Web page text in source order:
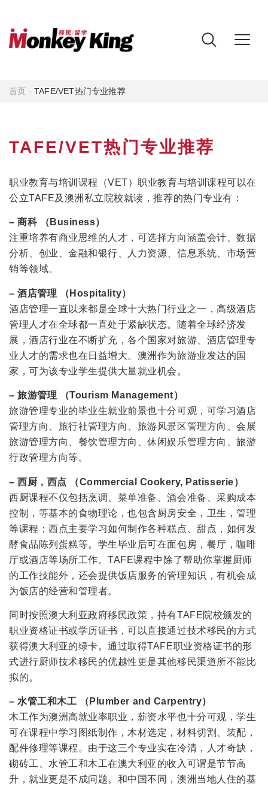
首页 -TAFE/VET热门专业推荐
TAFE/VET热门专业推荐
职业教育与培训课程（VET）职业教育与培训课程可以在
公立TAFE及澳洲私立院校就读，推荐的热门专业有：
– 商科 （Business）
注重培养有商业思维的人才，可选择方向涵盖会计、数据
分析、创业、金融和银行、人力资源、信息系统、市场营
销等领域。
– 酒店管理 （Hospitality）
酒店管理一直以来都是全球十大热门行业之一，高级酒店
管理人才在全球都一直处于紧缺状态。随着全球经济发
展，酒店行业在不断扩充，各个国家对旅游、酒店管理专
业人才的需求也在日益增大。澳洲作为旅游业发达的国
家，可为该专业学生提供大量就业机会。
– 旅游管理 （Tourism Management）
旅游管理专业的毕业生就业前景也十分可观，可学习酒店
管理方向、旅行社管理方向、旅游风景区管理方向、会展
旅游管理方向、餐饮管理方向、休闲娱乐管理方向、旅游
行政管理方向等。
– 西厨，西点 （Commercial Cookery, Patisserie）
西厨课程不仅包括烹调、菜单准备、酒会准备、采购成本
控制，等基本的食物理论，也包含厨房安全，卫生，管理
等课程；西点主要学习如何制作各种糕点、甜点，如何发
酵食品陈列蛋糕等。学生毕业后可在面包房，餐厅，咖啡
厅或酒店等场所工作。TAFE课程中除了帮助你掌握厨师
的工作技能外，还会提供饭店服务的管理知识，有机会成
为饭店的经营和管理者。
同时按照澳大利亚政府移民政策，持有TAFE院校颁发的
职业资格证书或学历证书，可以直接通过技术移民的方式
获得澳大利亚的绿卡。通过取得TAFE职业资格证书的形
式进行厨师技术移民的优越性更是其他移民渠道所不能比
拟的。
– 水管工和木工 （Plumber and Carpentry）
木工作为澳洲高就业率职业，薪资水平也十分可观，学生
可在课程中学习图纸制作，木材选定，材料切割、装配，
配件修理等课程。由于这三个专业实在冷清，人才奇缺，
砌砖工、水管工和木工在澳大利亚的收入可谓是节节高
升，就业更是不成问题。和中国不同，澳洲当地人住的基